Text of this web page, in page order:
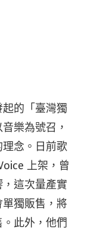
的「臺灣獨
樂為號召，
念。日前歌
上架，曾
這次量產實
獨販售，將
此外，他們